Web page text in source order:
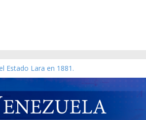
Estado Lara en 1881.
marzo de 2006 N° 38.394